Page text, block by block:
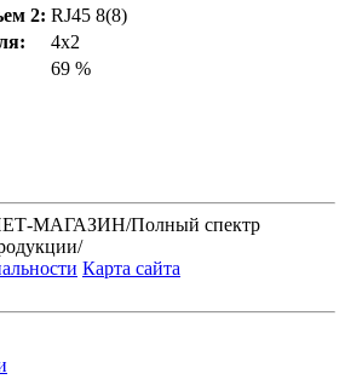
2: RJ45 8(8)
4x2
69 %
МАГАЗИН/Полный спектр
Карта сайта